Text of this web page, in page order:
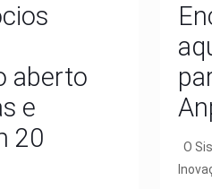
aberto
e
20
O